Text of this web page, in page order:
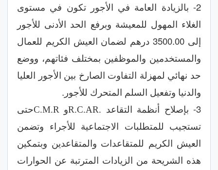
2- بالزيادة العامة في الأجور تكون في مستوى
الغلاء المهول للمعيشة وبرفع الحد الأدنى للأجور
إلى 3500.00 درهم لضمان العيش الكريم للعمال
والمستخدمين والموظفين بمختلف فئاتهم، ووضع
حد نهائي لمهزلة التفاوت الصارخ بين الأجور العليا
والدنيا وتفعيل السلم المتحرك للأجور.
3- بإصلاح أنظمة التقاعد
R.C.AR. و C.M.Rحتى
تستجيب للمتطلبات الاجتماعية للأجراء وتضمن
العيش الكريم للمتقاعدات والمتقاعدين وبتمكين
هذه الشريحة من الزيادات المترتبة عن الحوارات